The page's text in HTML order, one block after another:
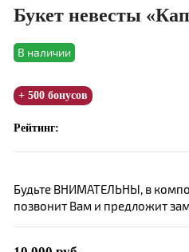
Букет невесты
В наличии
+ 500 бонусов
Рейтинг:
Будьте ВНИМАТЕЛЬНЫ, в
позвонит Вам и предложит